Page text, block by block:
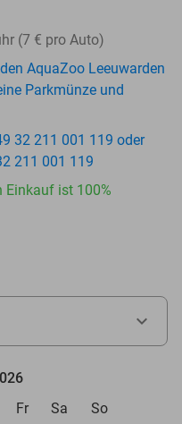
(7 € pro Auto)
AquaZoo Leeuwarden
Parkmünze und
32 211 001 119 oder
211 001 119
Einkauf ist 100%
Fr Sa So